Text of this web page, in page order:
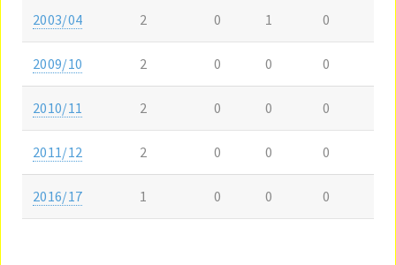
2003/04 2 0 1 0
2009/10 2 0 0 0
2010/11 2 0 0 0
2011/12 2 0 0 0
2016/17 1 0 0 0